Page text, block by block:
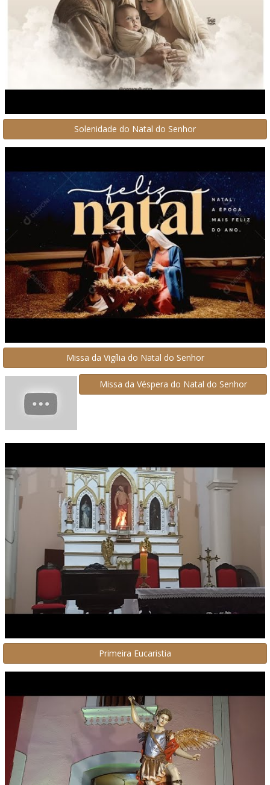
Solenidade do Natal do Senhor
Missa da Vigília do Natal do Senhor
Missa da Véspera do Natal do Senhor
Primeira Eucaristia